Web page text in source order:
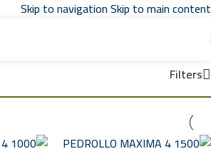
Skip to navigationSkip to main content
Filters